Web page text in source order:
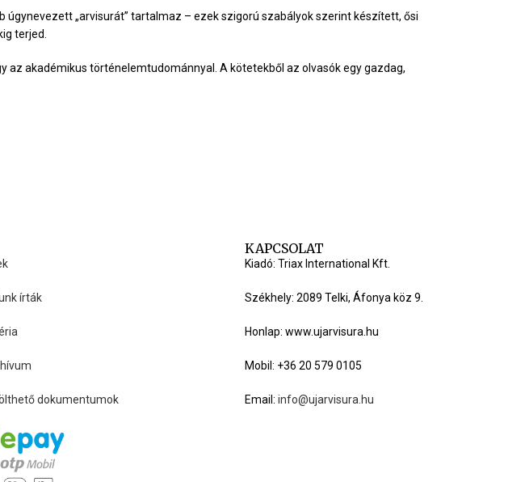
„arvisurát” tartalmaz – ezek szigorú szabályok szerint készített, ősi
terjed.
akadémikus történelemtudománnyal. A kötetekből az olvasók egy gazdag,
írták
dokumentumok
KAPCSOLAT
Kiadó: Triax International Kft.
Székhely: 2089 Telki, Áfonya köz 9.
Honlap: www.ujarvisura.hu
Mobil: +36 20 579 0105
Email: info@ujarvisura.hu